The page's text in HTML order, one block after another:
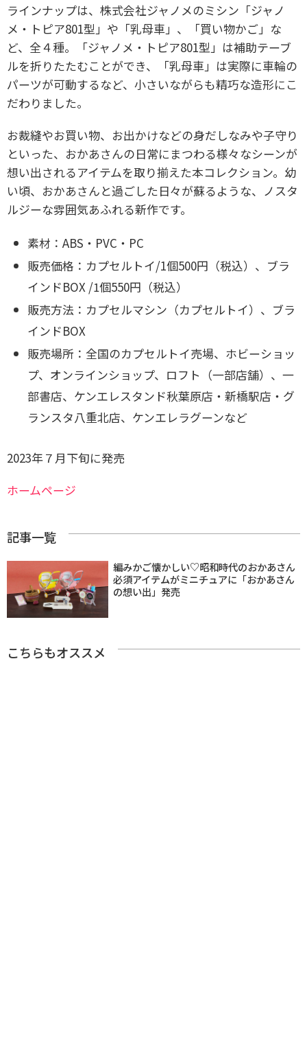
ラインナップは、株式会社ジャノメのミシン「ジャノ
メ・トピア801型」や「乳母車」、「買い物かご」な
ど、全４種。「ジャノメ・トピア801型」は補助テーブ
ルを折りたたむことができ、「乳母車」は実際に車輪の
パーツが可動するなど、小さいながらも精巧な造形にこ
だわりました。
お裁縫やお買い物、お出かけなどの身だしなみや子守り
といった、おかあさんの日常にまつわる様々なシーンが
想い出されるアイテムを取り揃えた本コレクション。幼
い頃、おかあさんと過ごした日々が蘇るような、ノスタ
ルジーな雰囲気あふれる新作です。
素材：ABS・PVC・PC
販売価格：カプセルトイ/1個500円（税込）、ブラ
インドBOX /1個550円（税込）
販売方法：カプセルマシン（カプセルトイ）、ブラ
インドBOX
販売場所：全国のカプセルトイ売場、ホビーショッ
プ、オンラインショップ、ロフト（一部店舗）、一
部書店、ケンエレスタンド秋葉原店・新橋駅店・グ
ランスタ八重北店、ケンエレラグーンなど
2023年７月下旬に発売
ホームページ
記事一覧
編みかご懐かしい♡昭和時代のおかあさん
必須アイテムがミニチュアに「おかあさん
の想い出」発売
こちらもオススメ